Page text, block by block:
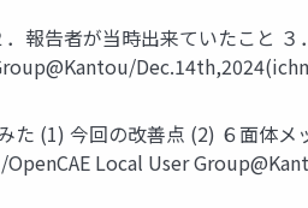
報告者が当時出来ていたこと
た (1) 今回の改善点 (2) ６面体
Local User